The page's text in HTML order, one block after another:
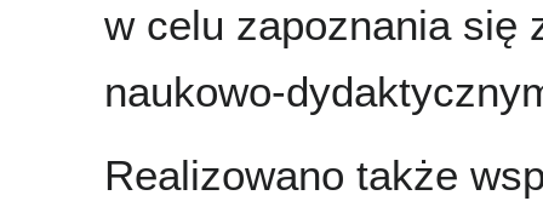
w celu zapoznania się
naukowo-
Realizowano także